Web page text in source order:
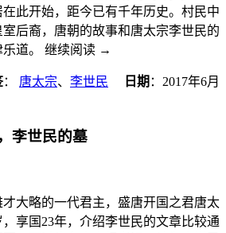
此开始，距今已有千年历史。村民中
后裔，唐朝的故事和唐太宗李世民的
道。 继续阅读 →
： 唐太宗、 李世民 日期 ： 2017年6月
李世民的墓
才大略的一代君主，盛唐开国之君唐太
享国23年，介绍李世民的文章比较通